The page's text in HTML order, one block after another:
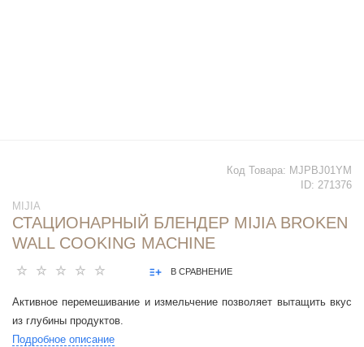
Код Товара: MJPBJ01YM
ID: 271376
MIJIA
СТАЦИОНАРНЫЙ БЛЕНДЕР MIJIA BROKEN
WALL COOKING MACHINE
В СРАВНЕНИЕ
Активное перемешивание и измельчение позволяет вытащить вкус
из глубины продуктов.
Подробное описание